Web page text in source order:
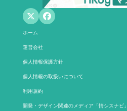
ホーム
運営会社
個人情報保護方針
個人情報の取扱いについて
利用規約
開発・デザイン関連のメディア「情シスナビ」